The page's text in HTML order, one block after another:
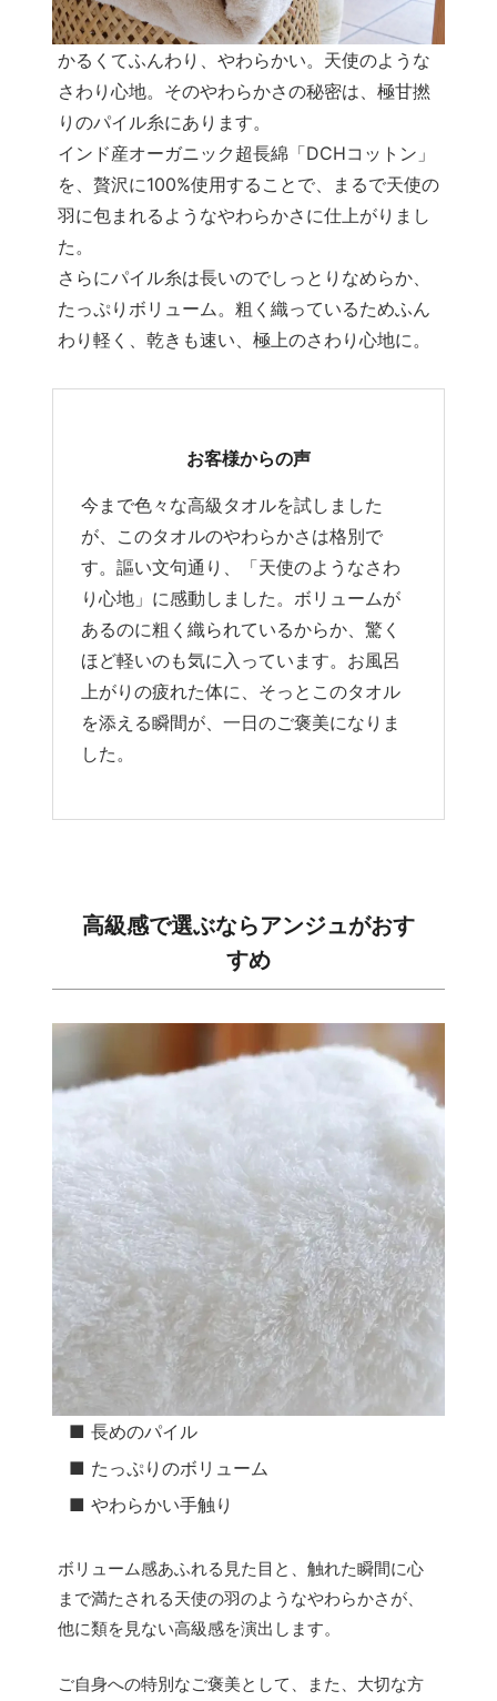
かるくてふんわり、やわらかい。天使のような
さわり心地。そのやわらかさの秘密は、極甘撚
りのパイル糸にあります。
インド産オーガニック超長綿「DCHコットン」
を、贅沢に100%使用することで、まるで天使の
羽に包まれるようなやわらかさに仕上がりまし
た。
さらにパイル糸は長いのでしっとりなめらか、
たっぷりボリューム。粗く織っているためふん
わり軽く、乾きも速い、極上のさわり心地に。
お客様からの声
今まで色々な高級タオルを試しました
が、このタオルのやわらかさは格別で
す。謳い文句通り、「天使のようなさわ
り心地」に感動しました。ボリュームが
あるのに粗く織られているからか、驚く
ほど軽いのも気に入っています。お風呂
上がりの疲れた体に、そっとこのタオル
を添える瞬間が、一日のご褒美になりま
した。
高級感で選ぶならアンジュがおす
すめ
■ 長めのパイル
■ たっぷりのボリューム
■ やわらかい手触り
ボリューム感あふれる見た目と、触れた瞬間に心
まで満たされる天使の羽のようなやわらかさが、
他に類を見ない高級感を演出します。
ご自身への特別なご褒美として、また、大切な方